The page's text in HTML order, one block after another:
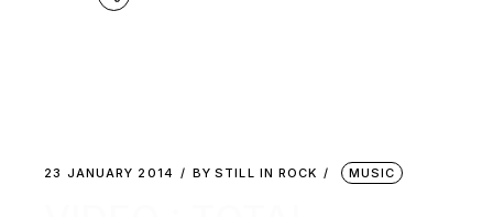
23 JANUARY 2014 BY STILL IN ROCK MUSIC